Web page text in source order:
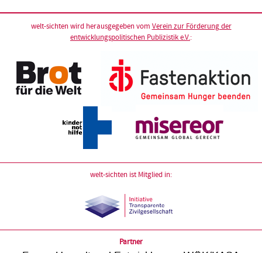
welt-sichten wird herausgegeben vom Verein zur Förderung der
entwicklungspolitischen Publizistik e.V.:
welt-sichten ist Mitglied in:
Partner